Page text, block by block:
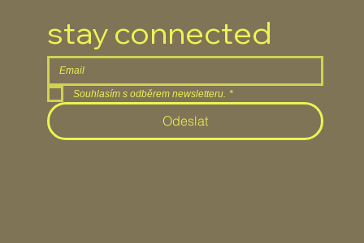
stay connected
Souhlasím s odběrem newsletteru. *
Odeslat